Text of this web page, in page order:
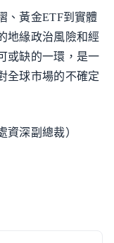
、黃金ETF到實體
地緣政治風險和經
或缺的一環，是一
全球市場的不確定
資深副總裁）